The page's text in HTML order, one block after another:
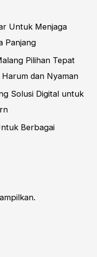
Untuk Menjaga
Panjang
Pilihan Tepat
dan Nyaman
Solusi Digital untuk
Berbagai